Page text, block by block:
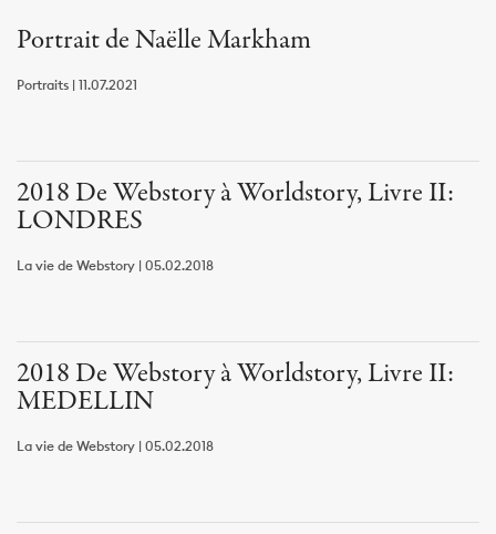
Portrait de Naëlle Markham
Portraits | 11.07.2021
2018 De Webstory à Worldstory, Livre II:
LONDRES
La vie de Webstory | 05.02.2018
2018 De Webstory à Worldstory, Livre II:
MEDELLIN
La vie de Webstory | 05.02.2018